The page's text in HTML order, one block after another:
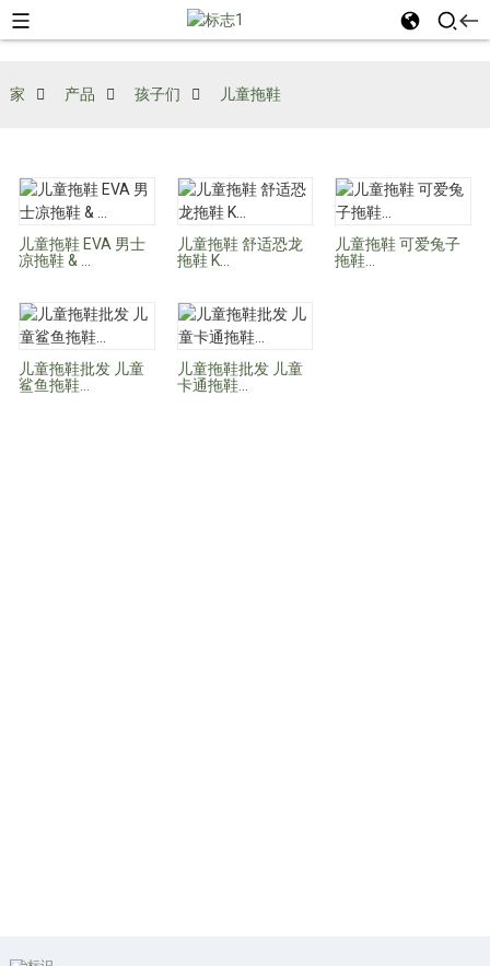
家 产品 孩子们 儿童拖鞋
儿童拖鞋 EVA 男士
凉拖鞋 & ...
儿童拖鞋 舒适恐龙
拖鞋 K...
儿童拖鞋 可爱兔子
拖鞋...
儿童拖鞋批发 儿童
鲨鱼拖鞋...
儿童拖鞋批发 儿童
卡通拖鞋...